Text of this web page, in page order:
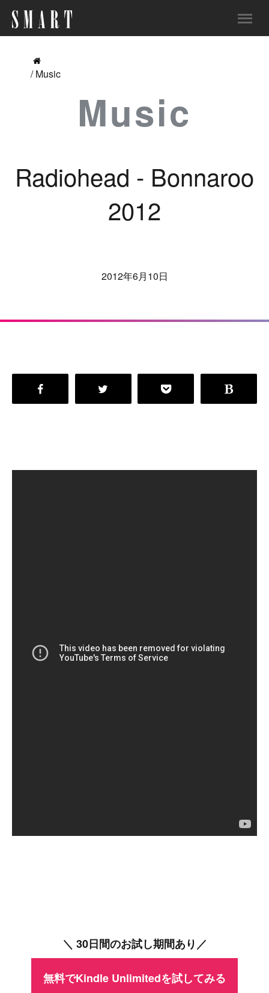
/ Music
Music
Radiohead - Bonnaroo
2012
2012年6月10日
＼ 30日間のお試し期間あり／
無料でKindle Unlimitedを試してみる